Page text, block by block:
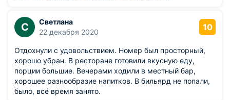
С
Светлана
22 декабря 2020
10
Отдохнули с удовольствием. Номер был просторный,
хорошо убран. В ресторане готовили вкусную еду,
порции большие. Вечерами ходили в местный бар,
хорошее разнообразие напитков. В бильярд не попали,
было, всё время занято.